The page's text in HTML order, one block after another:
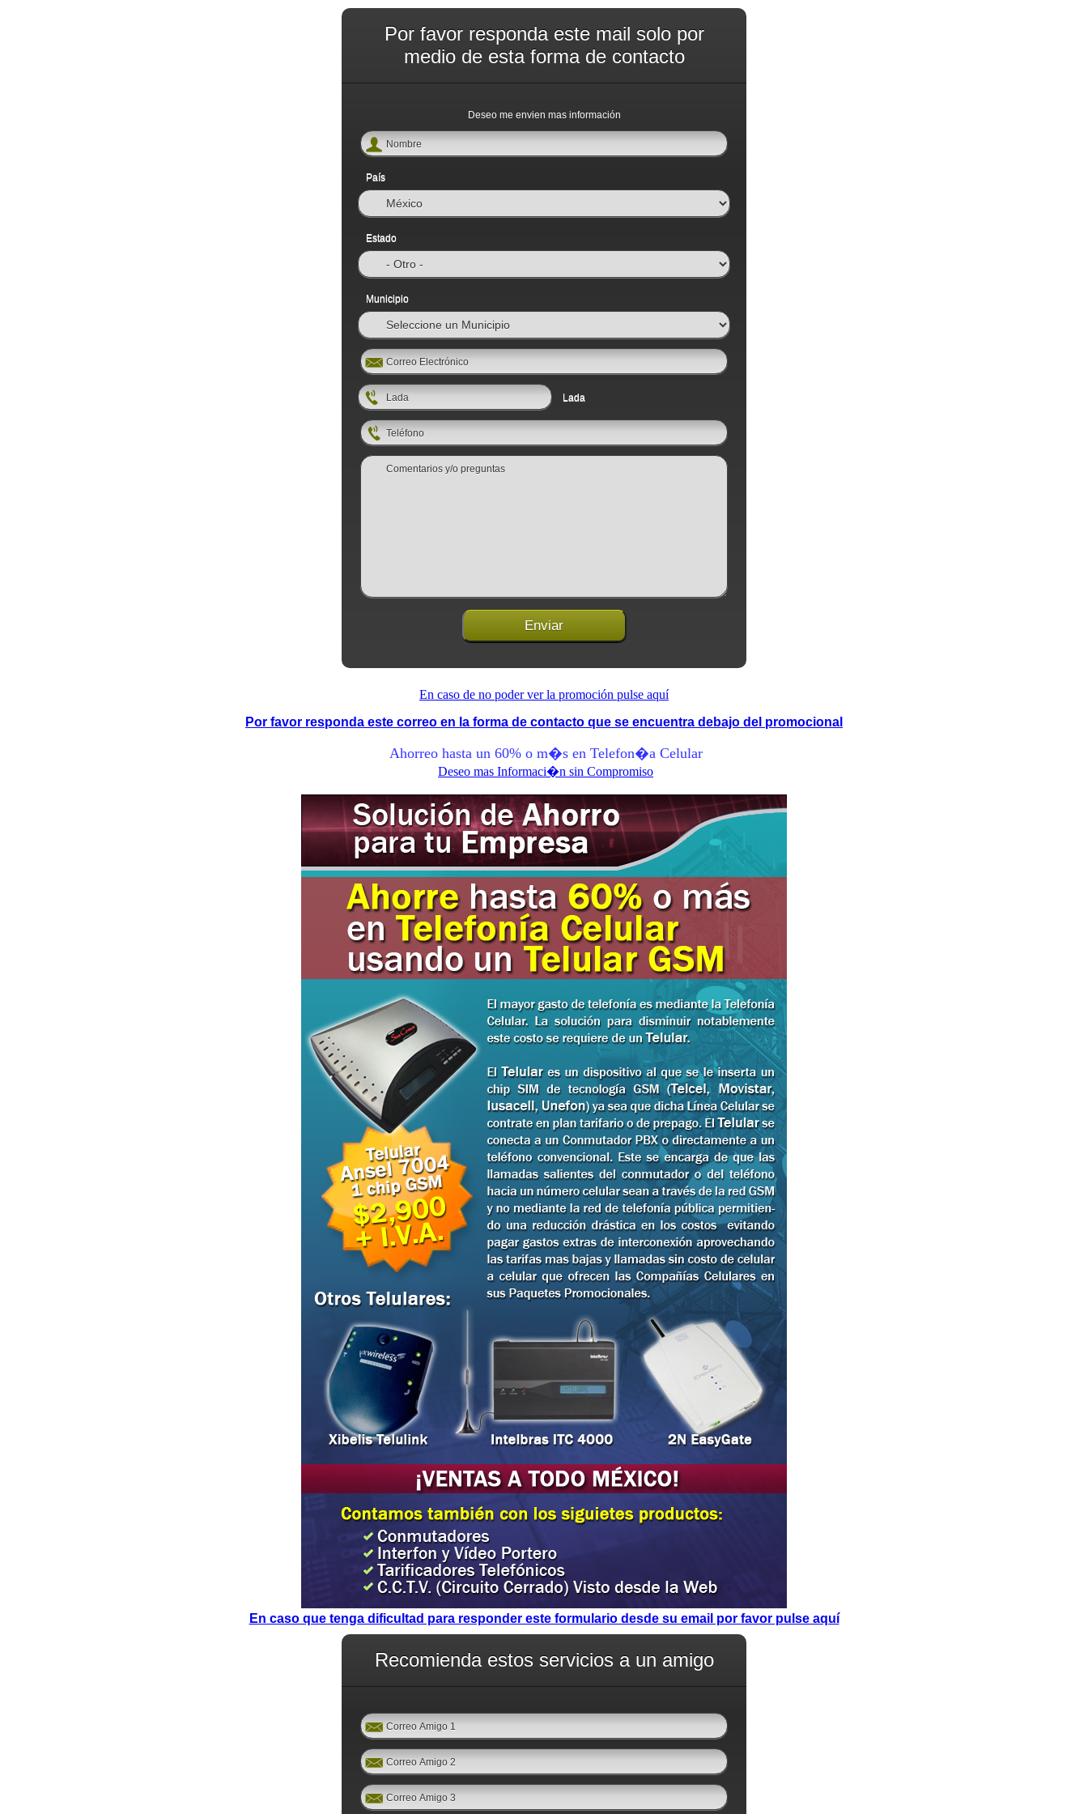
Por favor responda este mail solo por
medio de esta forma de contacto
Deseo me envien mas información
Nombre
País
Estado
Municipio
Correo Electrónico
Lada Lada
Teléfono
Comentarios y/o preguntas
Enviar
En caso de no poder ver la promoción pulse aquí
Por favor responda este correo en la forma de contacto que se encuentra debajo del promocional
Ahorreo hasta un 60% o m�s en Telefon�a Celular
Deseo mas Informaci�n sin Compromiso
En caso que tenga dificultad para responder este formulario desde su email por favor pulse aquí
Recomienda estos servicios a un amigo
Correo Amigo 1
Correo Amigo 2
Correo Amigo 3